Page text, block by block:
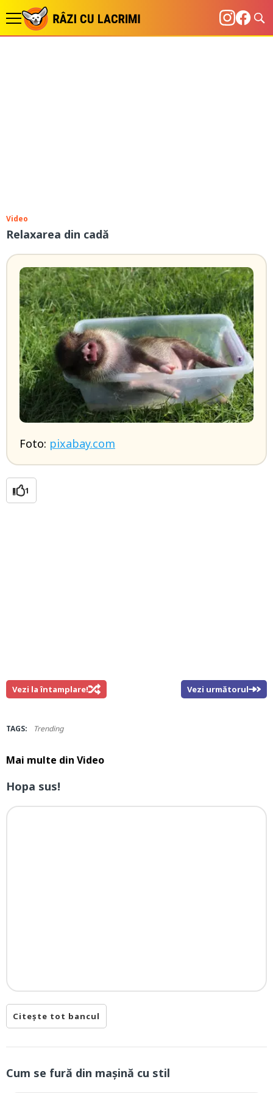
Video
Relaxarea din cadă
Foto: pixabay.com
1
Vezi la întamplare! Vezi următorul
TAGS: Trending
Mai multe din Video
Hopa sus!
Citește tot bancul
Cum se fură din mașină cu stil